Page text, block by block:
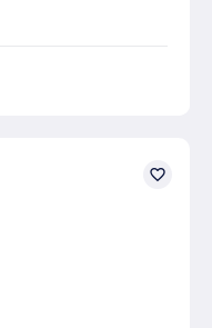
favorite_border